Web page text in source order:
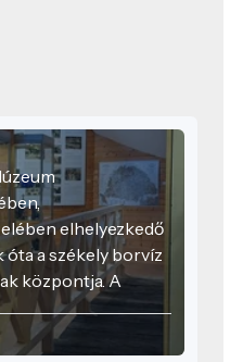
elhelyezkedő
a székely borvíz
központja. A
– köztük a Sarolta-
enyhén kénes,